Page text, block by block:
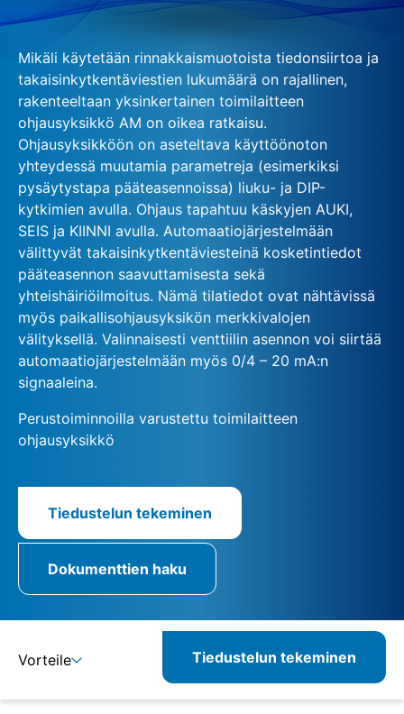
Mikäli käytetään rinnakkaismuotoista tiedonsiirtoa ja
takaisinkytkentäviestien lukumäärä on rajallinen,
rakenteeltaan yksinkertainen toimilaitteen
ohjausyksikkö AM on oikea ratkaisu.
Ohjausyksikköön on aseteltava käyttöönoton
yhteydessä muutamia parametreja (esimerkiksi
pysäytystapa pääteasennoissa) liuku- ja DIP-
kytkimien avulla. Ohjaus tapahtuu käskyjen AUKI,
SEIS ja KIINNI avulla. Automaatiojärjestelmään
välittyvät takaisinkytkentäviesteinä kosketintiedot
pääteasennon saavuttamisesta sekä
yhteishäiriöilmoitus. Nämä tilatiedot ovat nähtävissä
myös paikallisohjausyksikön merkkivalojen
välityksellä. Valinnaisesti venttiilin asennon voi siirtää
automaatiojärjestelmään myös 0/4 – 20 mA:n
signaaleina.
Perustoiminnoilla varustettu toimilaitteen
ohjausyksikkö
Tiedustelun tekeminen
Dokumenttien haku
Vorteile Tiedustelun tekeminen